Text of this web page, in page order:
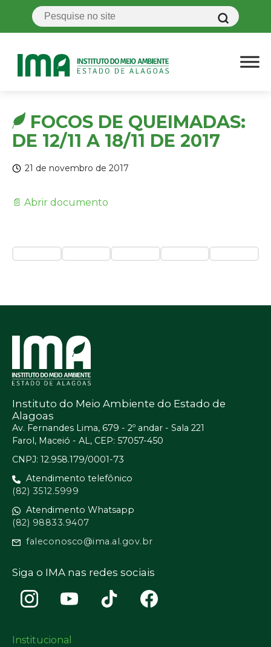
FOCOS DE QUEIMADAS:
DE 12/11 A 18/11 DE 2017
21 de novembro de 2017
📄 Abrir documento
Instituto do Meio Ambiente do Estado de
Alagoas
Av. Fernandes Lima, 679 - 2º andar - Sala 221
Farol, Maceió - AL, CEP: 57057-450
CNPJ: 12.958.179/0001-73
Atendimento telefônico
(82) 3512.5999
Atendimento Whatsapp
(82) 98833.9407
faleconosco@ima.al.gov.br
Siga o IMA nas redes sociais
Institucional